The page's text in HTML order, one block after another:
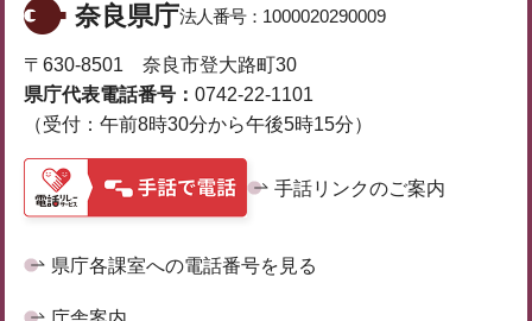
奈良県庁法人番号： 1000020290009
〒630-8501 奈良市登大路町30
県庁代表電話番号： 0742-22-1101
（受付：午前8時30分から午後5時15分）
手話リンクのご案内
県庁各課室への電話番号を見る